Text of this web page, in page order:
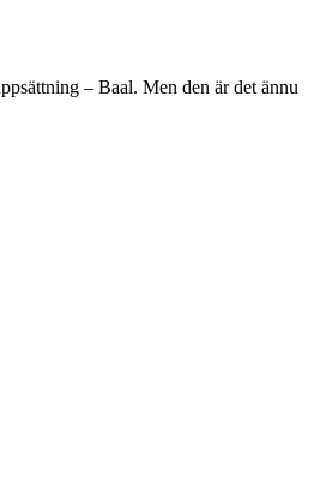
– Baal. Men den är det ännu